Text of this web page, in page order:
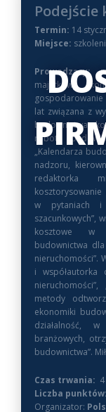
Podejście
Termin: 14
Miejsce:
Prowadzący:
majątkowy,
lat związana z
budownictwa,
roboty
„Kalendarza
nadzoru,
redaktorka
w pytaniach i
szacunkowych”,
kosztowe w
budownictwa
nieruchomości”.
i współautorka
metody
ekonomiki
działalność,
branżowych,
budownictwa”.
Czas trwania:
Liczba
Organizator: